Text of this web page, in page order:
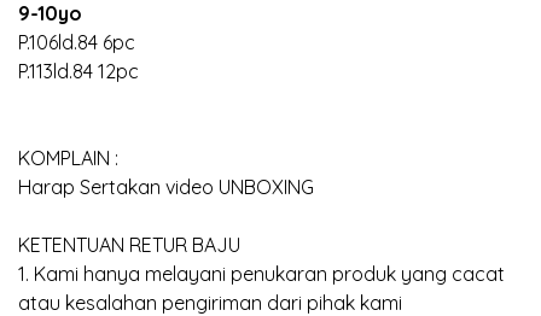
9-10yo
P.106ld.84 6pc
P.113ld.84 12pc
KOMPLAIN :
Harap Sertakan video UNBOXING
KETENTUAN RETUR BAJU
1. Kami hanya melayani penukaran produk yang cacat
atau kesalahan pengiriman dari pihak kami